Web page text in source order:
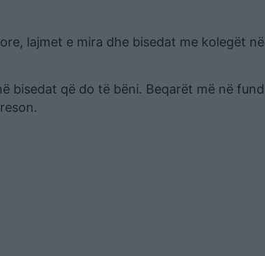
lajmet e mira dhe bisedat me kolegët në
bisedat që do të bëni. Beqarët më në fund